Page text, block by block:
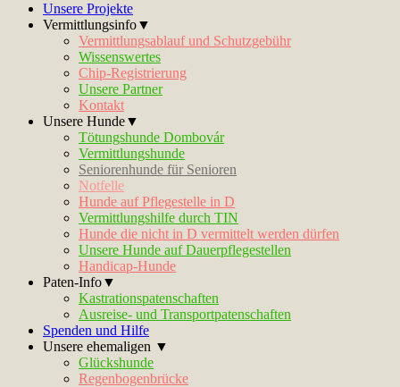
Unsere Projekte
Vermittlungsinfo▼
Vermittlungsablauf und Schutzgebühr
Wissenswertes
Chip-Registrierung
Unsere Partner
Kontakt
Unsere Hunde▼
Tötungshunde Dombovár
Vermittlungshunde
Seniorenhunde für Senioren
Notfelle
Hunde auf Pflegestelle in D
Vermittlungshilfe durch TIN
Hunde die nicht in D vermittelt werden dürfen
Unsere Hunde auf Dauerpflegestellen
Handicap-Hunde
Paten-Info▼
Kastrationspatenschaften
Ausreise- und Transportpatenschaften
Spenden und Hilfe
Unsere ehemaligen ▼
Glückshunde
Regenbogenbrücke